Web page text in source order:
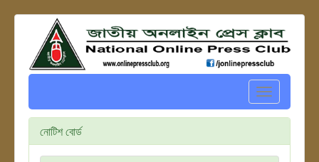
Toggle
navigation
নোটিশ বোর্ড